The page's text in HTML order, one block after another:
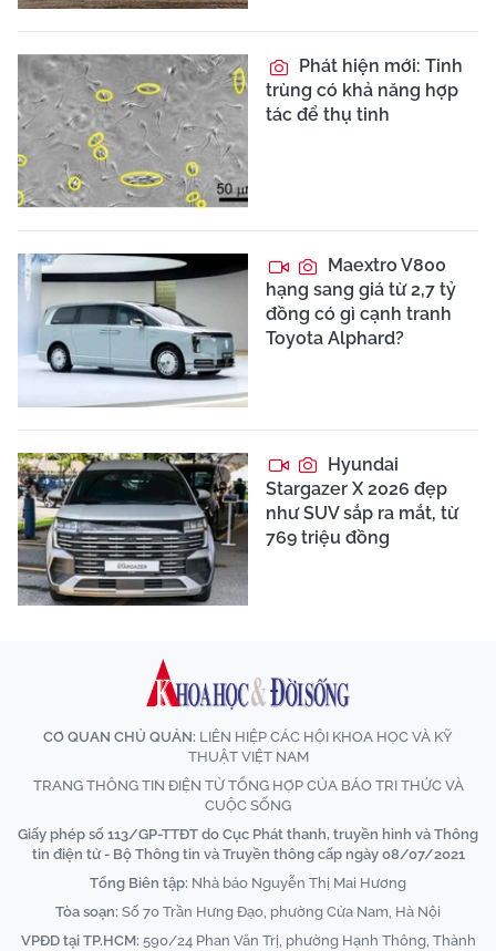
Phát hiện mới: Tinh
trùng có khả năng hợp
tác để thụ tinh
Maextro V800
hạng sang giá từ 2,7 tỷ
đồng có gì cạnh tranh
Toyota Alphard?
Hyundai
Stargazer X 2026 đẹp
như SUV sắp ra mắt, từ
769 triệu đồng
CƠ QUAN CHỦ QUẢN: LIÊN HIỆP CÁC HỘI KHOA HỌC VÀ KỸ
THUẬT VIỆT NAM
TRANG THÔNG TIN ĐIỆN TỬ TỔNG HỢP CỦA BÁO TRI THỨC VÀ
CUỘC SỐNG
Giấy phép số 113/GP-TTĐT do Cục Phát thanh, truyền hình và Thông
tin điện tử - Bộ Thông tin và Truyền thông cấp ngày 08/07/2021
Tổng Biên tập: Nhà báo Nguyễn Thị Mai Hương
Tòa soạn: Số 70 Trần Hưng Đạo, phường Cửa Nam, Hà Nội
VPĐD tại TP.HCM: 590/24 Phan Văn Trị, phường Hạnh Thông, Thành